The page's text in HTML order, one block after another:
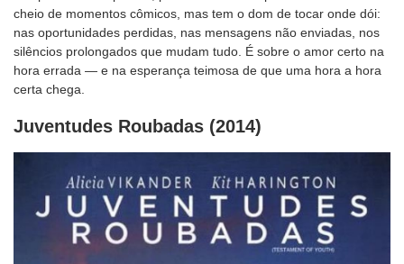
cheio de momentos cômicos, mas tem o dom de tocar onde dói:
nas oportunidades perdidas, nas mensagens não enviadas, nos
silêncios prolongados que mudam tudo. É sobre o amor certo na
hora errada — e na esperança teimosa de que uma hora a hora
certa chega.
Juventudes Roubadas (2014)